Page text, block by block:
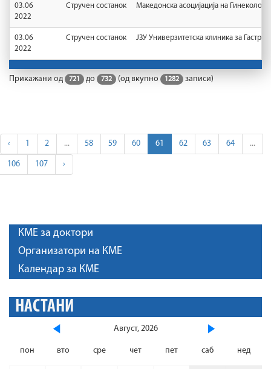
03.06
2022
Стручен состанок Македонска асоцијација на
03.06
2022
Стручен состанок ЈЗУ Универзитетска клиника за
Прикажани од 721 до 732 (од вкупно 1282 записи)
‹ 1 2 ... 58 59 60 61 62 63 64 ...
106 107 ›
КМЕ за доктори
Организатори на КМЕ
Календар за КМЕ
НАСТАНИ
Август, 2026
пон вто сре чет пет саб нед